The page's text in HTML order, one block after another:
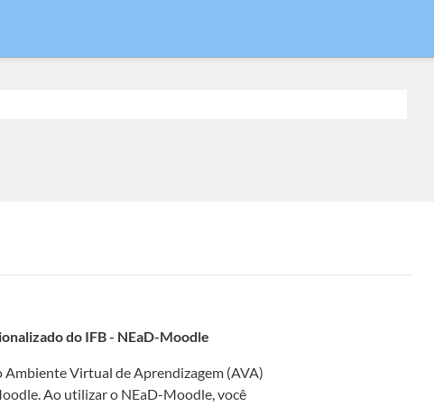
do IFB - NEaD-Moodle
Ambiente Virtual de Aprendizagem (AVA)
Ao utilizar o NEaD-Moodle, você